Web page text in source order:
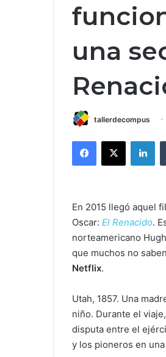
una
tallerdecompus
En 2015 llegó aquel
Oscar: El Renacido.
norteamericano
que muchos no
Netflix.
Utah, 1857. Una
niño. Durante el
disputa entre el
y los pioneros en